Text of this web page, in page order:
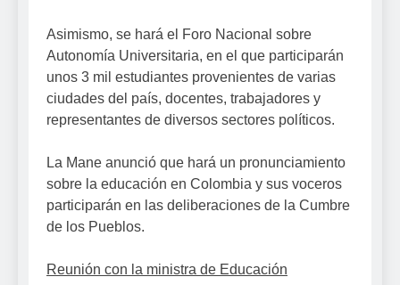
Asimismo, se hará el Foro Nacional sobre
Autonomía Universitaria, en el que participarán
unos 3 mil estudiantes provenientes de varias
ciudades del país, docentes, trabajadores y
representantes de diversos sectores políticos.
La Mane anunció que hará un pronunciamiento
sobre la educación en Colombia y sus voceros
participarán en las deliberaciones de la Cumbre
de los Pueblos.
Reunión con la ministra de Educación